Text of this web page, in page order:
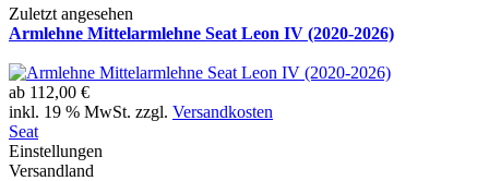
Zuletzt angesehen
Armlehne Mittelarmlehne Seat Leon IV (2020-2026)
ab 112,00 €
inkl. 19 % MwSt. zzgl. Versandkosten
Seat
Einstellungen
Versandland